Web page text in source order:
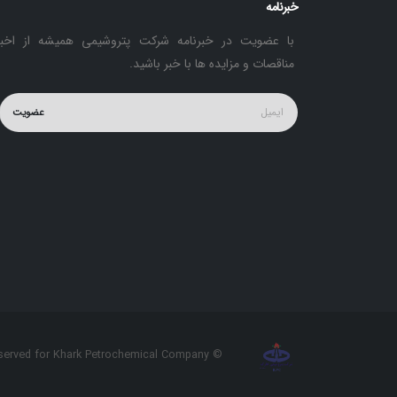
خبرنامه
با عضویت در خبرنامه شرکت پتروشیمی همیشه از
مناقصات و مزایده ها با خبر باشید.
عضویت
© All rights are reserved for Khark Petrochemical Company.